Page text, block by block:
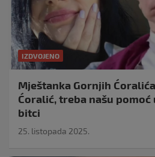
IZDVOJENO
Mještanka Gornjih
Ćoralić, treba našu
bitci
25. listopada 2025.